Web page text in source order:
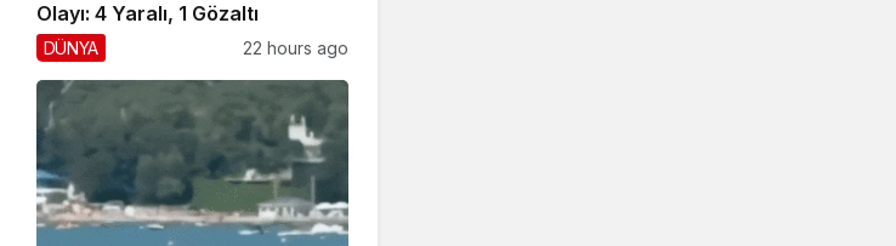
Olayı: 4 Yaralı, 1 Gözaltı
DÜNYA 22 hours ago